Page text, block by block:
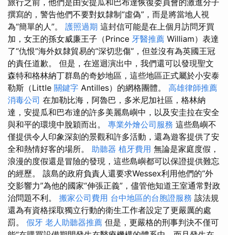
旅行之前，他們是由安提瓜和巴布達恢復委員會的激進分子
撰寫的，警告他們不要對奴隸制“虛偽”，而是將當地人視
為“簡單的人”。 護照過期 這封信可能是在上個月訪問牙買
加，女王的孫女威廉王子（Prince 牙醫推薦 William）表達
了“仇恨”海外奴隸貿易的“深切悲傷”，但並沒有為英國王冠
的責任道歉。 但是，在巡迴演出中，我們還可以發現聖文
森特和格林納丁群島的奇妙地區，這些地區正式屬於小安泰
勒斯（Little 關鍵字 Antilles）的網格團體。 高雄律師推薦
消毒公司 在加勒比海，阿魯巴，多米尼加社區，格林納
達，安提瓜和巴布達的許多美麗島嶼中，以及安圭拉在安全
與和平的環境中脫穎而出。 專業外燴公司服務 這些島嶼不
僅提供令人印象深刻的景觀和許多活動，還為遊客提供了安
全和熱情好客的場所。 助聽器 植牙費用 無論是家庭度假，
浪漫的度假還是冒險的發現，這些島嶼都可以保證提供難忘
的經歷。 該島的政府負責人還要求Wessex利用他們的“外
交影響力”為他的國家“伸張正義”，儘管他知道王室通常對政
治問題不利。 搬家公司費用 台中地區的台胞證服務 該法規
還為有資格採取獨立行動的衛生工作者設定了更嚴厲的處
罰。 假牙 老人助聽器推薦 但是，更嚴格的刑事判決不僅可